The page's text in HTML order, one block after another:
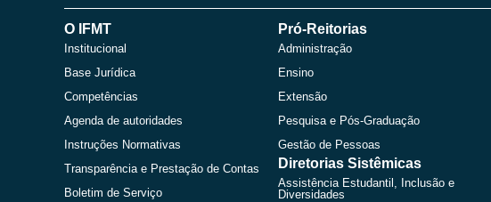
O IFMT
Institucional
Base Jurídica
Competências
Agenda de autoridades
Instruções Normativas
Transparência e Prestação de Contas
Boletim de Serviço
Pró-Reitorias
Administração
Ensino
Extensão
Pesquisa e Pós-Graduação
Gestão de Pessoas
Diretorias Sistêmicas
Assistência Estudantil, Inclusão e
Diversidades